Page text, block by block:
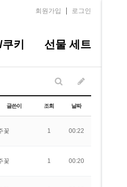
회원가입 로그인
키 선물 세트
글쓴이 조회 날짜
꽃 1 00:22
꽃 1 00:20